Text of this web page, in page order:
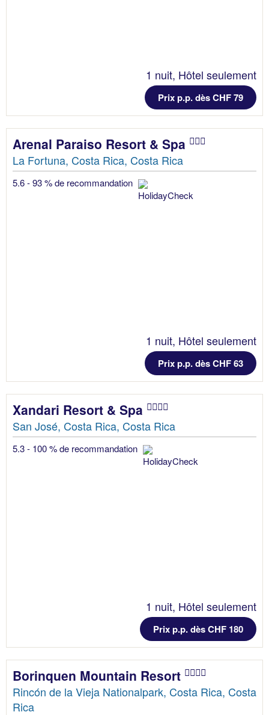
1 nuit, Hôtel seulement
Prix p.p. dès CHF 79
Arenal Paraiso Resort & Spa
La Fortuna, Costa Rica, Costa Rica
5.6 - 93 % de recommandation
1 nuit, Hôtel seulement
Prix p.p. dès CHF 63
Xandari Resort & Spa
San José, Costa Rica, Costa Rica
5.3 - 100 % de recommandation
1 nuit, Hôtel seulement
Prix p.p. dès CHF 180
Borinquen Mountain Resort
Rincón de la Vieja Nationalpark, Costa Rica, Costa
Rica